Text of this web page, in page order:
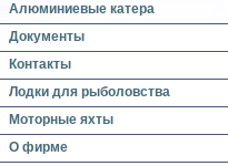
Алюминиевые катера
Документы
Контакты
Лодки для рыболовства
Моторные яхты
О фирме